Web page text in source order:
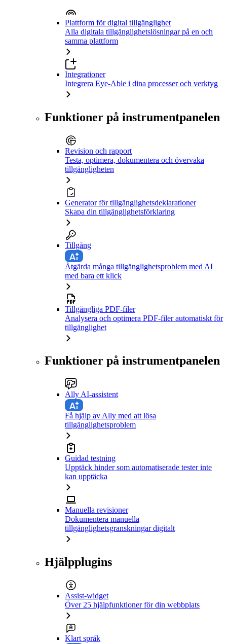
Plattform för digital tillgänglighet
Alla digitala tillgänglighetslösningar på en och
samma plattform
Integrationer
Integrera Eye-Able i dina processer och verktyg
Funktioner på instrumentpanelen
Revision och rapport
Testa, optimera, dokumentera och övervaka
tillgängligheten
Generator för tillgänglighetsdeklarationer
Skapa din tillgänglighetsförklaring
Tillgång
Åtgärda många tillgänglighetsproblem med AI
med bara ett klick
Tillgängliga PDF-filer
Analysera och optimera PDF-filer automatiskt för
tillgänglighet
Funktioner på instrumentpanelen
Ally AI-assistent
Få hjälp av Ally med att lösa
tillgänglighetsproblem
Guidad testning
Upptäck hinder som automatiserade tester inte
kan upptäcka
Manuella revisioner
Dokumentera manuella
tillgänglighetsgranskningar digitalt
Hjälpplugins
Assist-widget
Över 25 hjälpfunktioner för din webbplats
Klart språk